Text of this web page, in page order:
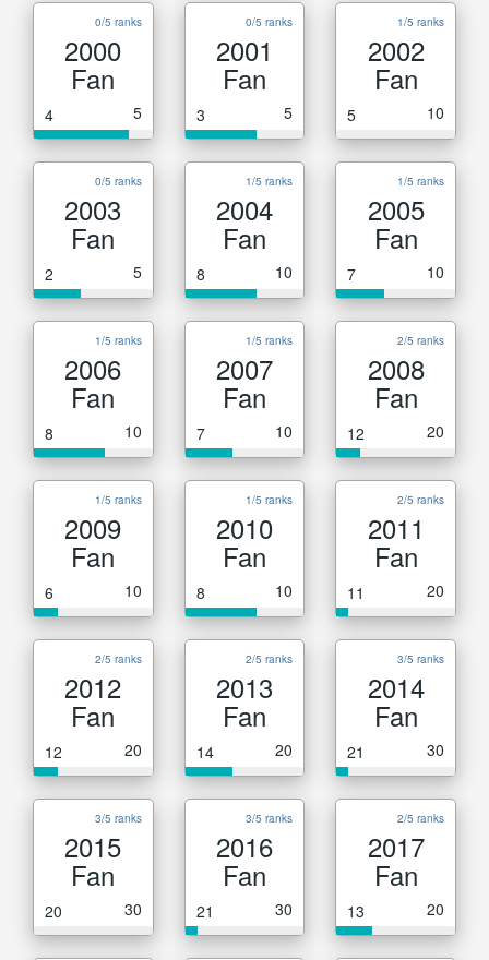
0/5 ranks
2000
Fan
4 5
0/5 ranks
2001
Fan
3 5
1/5 ranks
2002
Fan
5 10
0/5 ranks
2003
Fan
2 5
1/5 ranks
2004
Fan
8 10
1/5 ranks
2005
Fan
7 10
1/5 ranks
2006
Fan
8 10
1/5 ranks
2007
Fan
7 10
2/5 ranks
2008
Fan
12 20
1/5 ranks
2009
Fan
6 10
1/5 ranks
2010
Fan
8 10
2/5 ranks
2011
Fan
11 20
2/5 ranks
2012
Fan
12 20
2/5 ranks
2013
Fan
14 20
3/5 ranks
2014
Fan
21 30
3/5 ranks
2015
Fan
20 30
3/5 ranks
2016
Fan
21 30
2/5 ranks
2017
Fan
13 20